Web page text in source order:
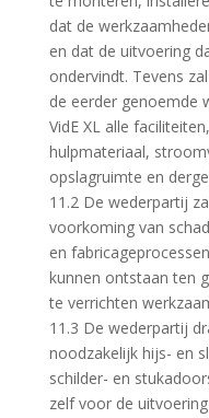
dat de
en dat de uitvoering
ondervindt. Tevens
de eerder genoemde
VidE XL alle
hulpmateriaal,
opslagruimte en
11.2 De wederpartij
voorkoming van
en
kunnen ontstaan ten
te verrichten
11.3 De wederpartij
noodzakelijk hijs- en
schilder- en
zelf voor de